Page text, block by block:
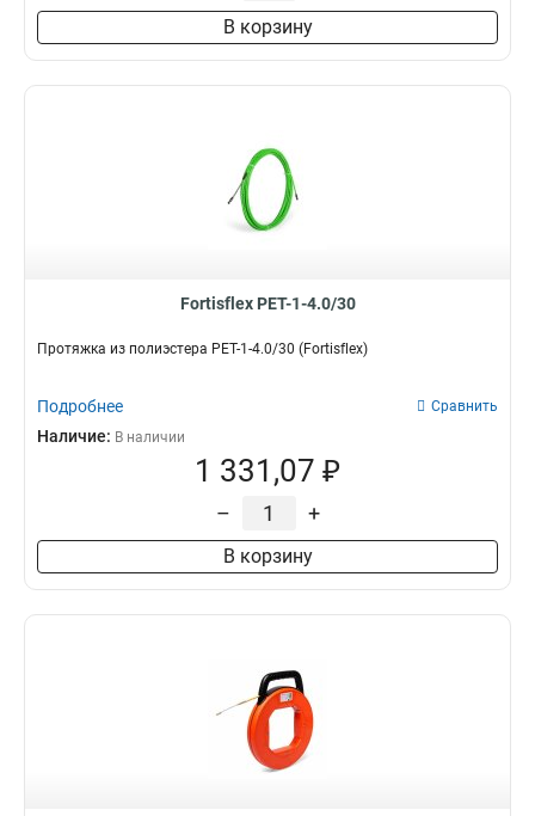
В корзину
Fortisflex PET-1-4.0/30
Протяжка из полиэстера PET-1-4.0/30 (Fortisflex)
Подробнее Сравнить
Наличие: В наличии
1 331,07 ₽
– +
В корзину